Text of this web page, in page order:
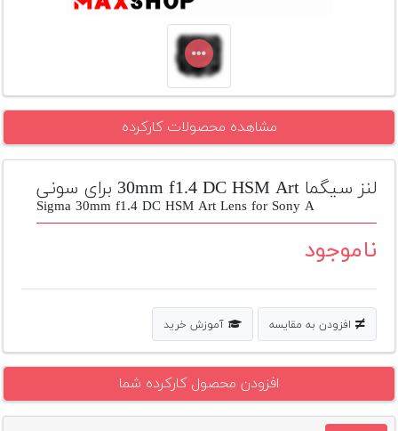
افزودن
دست
دوم
لیست
قیمت
دوربین
مشاهده محصولات کارکرده
لنز سیگما 30mm f1.4 DC HSM Art برای سونی
Sigma 30mm f1.4 DC HSM Art Lens for Sony A
ناموجود
افزودن به مقایسه آموزش خرید
افزودن محصول کارکرده شما